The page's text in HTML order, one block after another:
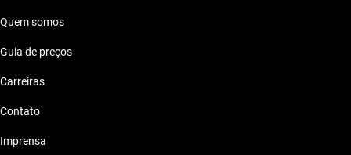
Quem somos
Guia de preços
Carreiras
Contato
Imprensa